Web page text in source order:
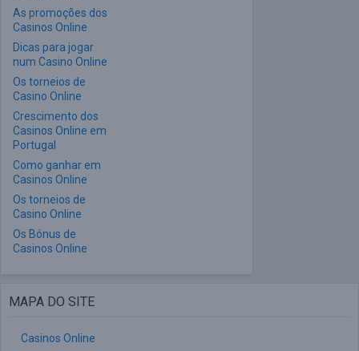
As promoções dos
Casinos Online
Dicas para jogar
num Casino Online
Os torneios de
Casino Online
Crescimento dos
Casinos Online em
Portugal
Como ganhar em
Casinos Online
Os torneios de
Casino Online
Os Bónus de
Casinos Online
MAPA DO SITE
Casinos Online